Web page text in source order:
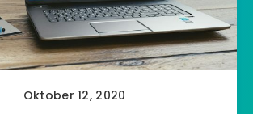
Oktober 12, 2020